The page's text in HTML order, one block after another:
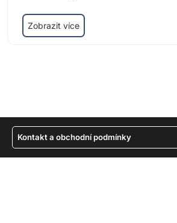
Zobrazit více
Kontakt a obchodní podmínky